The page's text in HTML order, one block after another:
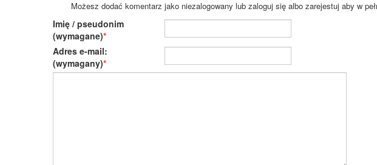
Możesz dodać komentarz jako niezalogowany lub zaloguj się albo zarejestuj aby w
Imię / pseudonim
(wymagane)
Adres e-mail:
(wymagany)